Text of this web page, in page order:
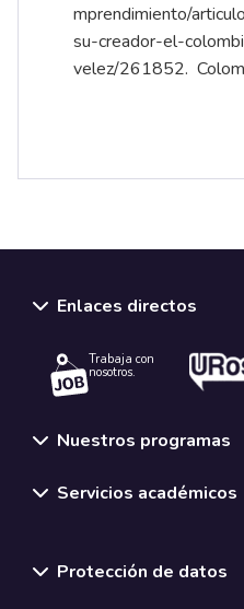
mprendimiento/
su-­creador-­el-
velez/261852.
Enlaces directos
Trabaja con
nosotros.
Nuestros programas
Servicios académicos
Protección de datos